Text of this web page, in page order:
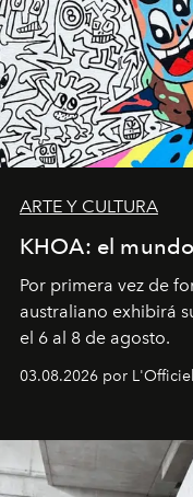
ARTE Y CULTURA
KHOA: el
Por primera vez de
australiano exhibirá
el 6 al 8 de agosto.
03.08.2026 por